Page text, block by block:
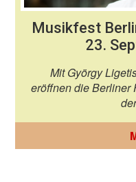
Musikfest
23.
Mit György
eröffnen die Berliner